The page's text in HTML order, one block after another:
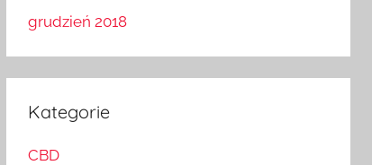
grudzień 2018
Kategorie
CBD